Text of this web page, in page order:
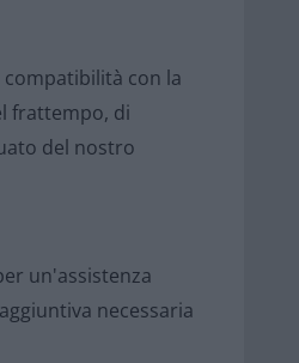
con la
frattempo, di
del nostro
un'assistenza
necessaria